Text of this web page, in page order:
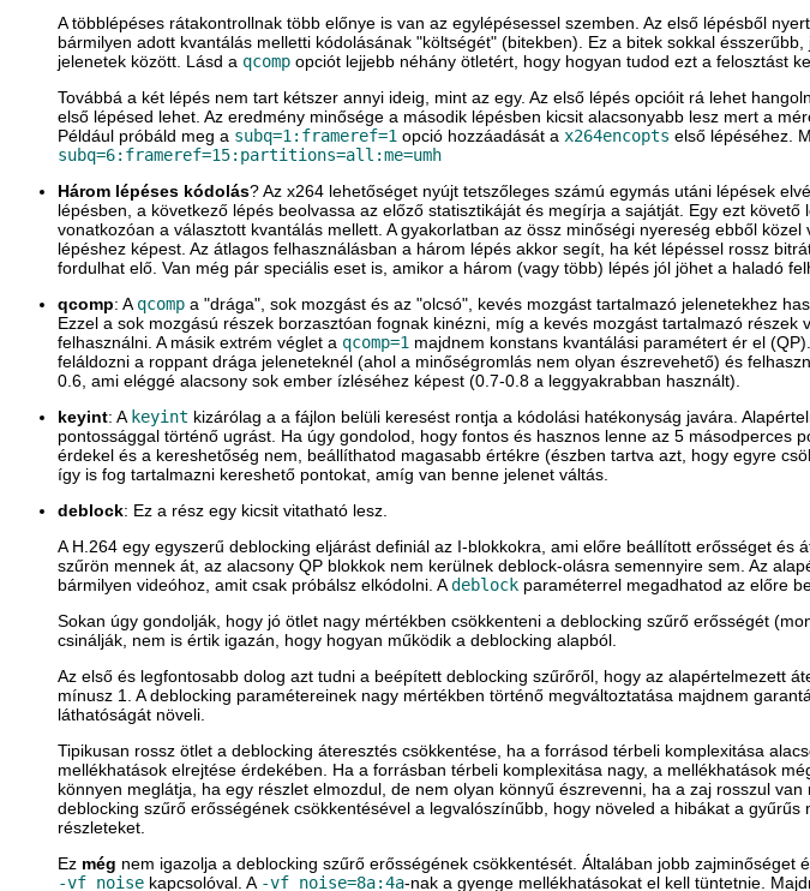
A többlépéses rátakontrollnak több előnye is van az egylépésessel szemben. Az első lépésből
bármilyen adott kvantálás melletti kódolásának "költségét" (bitekben). Ez a bitek sokkal
jelenetek között. Lásd a qcomp opciót lejjebb néhány ötletért, hogy hogyan tudod ezt a felosztást
Továbbá a két lépés nem tart kétszer annyi ideig, mint az egy. Az első lépés opcióit rá lehet
első lépésed lehet. Az eredmény minősége a második lépésben kicsit alacsonyabb lesz mert a
Például próbáld meg a subq=1:frameref=1 opció hozzáadását a x264encopts első lépéséhez.
subq=6:frameref=15:partitions=all:me=umh
Három lépéses kódolás? Az x264 lehetőséget nyújt tetszőleges számú egymás utáni lépések
lépésben, a következő lépés beolvassa az előző statisztikáját és megírja a sajátját. Egy ezt
vonatkozóan a választott kvantálás mellett. A gyakorlatban az össz minőségi nyereség ebből
lépéshez képest. Az átlagos felhasználásban a három lépés akkor segít, ha két lépéssel rossz
fordulhat elő. Van még pár speciális eset is, amikor a három (vagy több) lépés jól jöhet a haladó
qcomp: A qcomp a "drága", sok mozgást és az "olcsó", kevés mozgást tartalmazó jelenetekhez
Ezzel a sok mozgású részek borzasztóan fognak kinézni, míg a kevés mozgást tartalmazó
felhasználni. A másik extrém véglet a qcomp=1 majdnem konstans kvantálási paramétert ér el
feláldozni a roppant drága jeleneteknél (ahol a minőségromlás nem olyan észrevehető) és
0.6, ami eléggé alacsony sok ember ízléséhez képest (0.7-0.8 a leggyakrabban használt).
keyint: A keyint kizárólag a a fájlon belüli keresést rontja a kódolási hatékonyság javára.
pontossággal történő ugrást. Ha úgy gondolod, hogy fontos és hasznos lenne az 5 másodperces
érdekel és a kereshetőség nem, beállíthatod magasabb értékre (észben tartva azt, hogy egyre
így is fog tartalmazni kereshető pontokat, amíg van benne jelenet váltás.
deblock: Ez a rész egy kicsit vitatható lesz.
A H.264 egy egyszerű deblocking eljárást definiál az I-blokkokra, ami előre beállított erősséget
szűrön mennek át, az alacsony QP blokkok nem kerülnek deblock-olásra semennyire sem. Az
bármilyen videóhoz, amit csak próbálsz elkódolni. Adeblock paraméterrel megadhatod az előre
Sokan úgy gondolják, hogy jó ötlet nagy mértékben csökkenteni a deblocking szűrő erősségét
csinálják, nem is értik igazán, hogy hogyan működik a deblocking alapból.
Az első és legfontosabb dolog azt tudni a beépített deblocking szűrőről, hogy az alapértelmezett
mínusz 1. A deblocking paramétereinek nagy mértékben történő megváltoztatása majdnem
láthatóságát növeli.
Tipikusan rossz ötlet a deblocking áteresztés csökkentése, ha a forrásod térbeli komplexitása
mellékhatások elrejtése érdekében. Ha a forrásban térbeli komplexitása nagy, a mellékhatások
könnyen meglátja, ha egy részlet elmozdul, de nem olyan könnyű észrevenni, ha a zaj rosszul
deblocking szűrő erősségének csökkentésével a legvalószínűbb, hogy növeled a hibákat a
részleteket.
Ez még nem igazolja a deblocking szűrő erősségének csökkentését. Általában jobb
-vf noise kapcsolóval. A -vf noise=8a:4a-nak a gyenge mellékhatásokat el kell tüntetnie.